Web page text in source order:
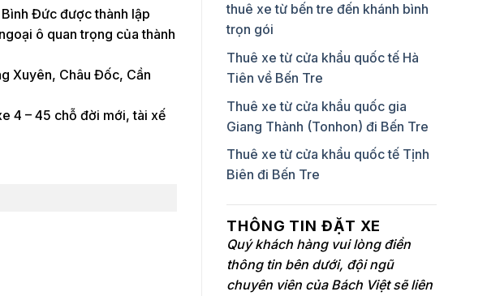
Đức được thành lập
ô quan trọng của thành
Xuyên, Châu Đốc, Cần
4 – 45 chỗ đời mới, tài xế
thuê xe từ bến tre đến khánh bình
trọn gói
Thuê xe từ cửa khẩu quốc tế Hà
Tiên về Bến Tre
Thuê xe từ cửa khẩu quốc gia
Giang Thành (Tonhon) đi Bến Tre
Thuê xe từ cửa khẩu quốc tế Tịnh
Biên đi Bến Tre
THÔNG TIN ĐẶT XE
Quý khách hàng vui lòng điền
thông tin bên dưới, đội ngũ
chuyên viên của Bách Việt sẽ liên